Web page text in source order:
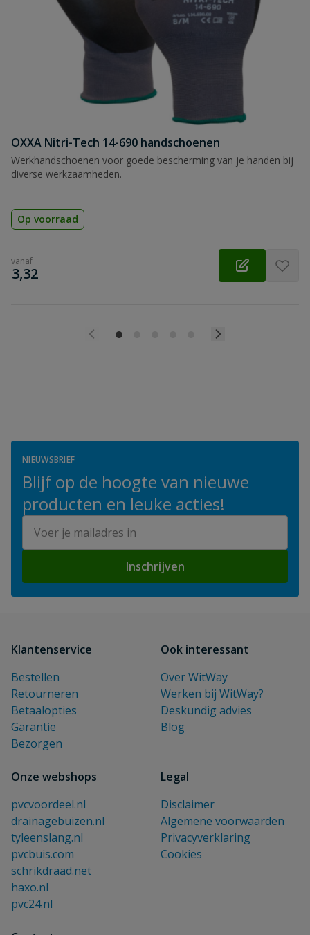
OXXA Nitri-Tech 14-690 handschoenen
Werkhandschoenen voor goede bescherming van je handen bij
diverse werkzaamheden.
Op voorraad
vanaf
€
3,32
NIEUWSBRIEF
Blijf op de hoogte van nieuwe
producten en leuke acties!
Inschrijven
Klantenservice
Bestellen
Retourneren
Betaalopties
Garantie
Bezorgen
Ook interessant
Over WitWay
Werken bij WitWay?
Deskundig advies
Blog
Onze webshops
pvcvoordeel.nl
drainagebuizen.nl
tyleenslang.nl
pvcbuis.com
schrikdraad.net
haxo.nl
pvc24.nl
Legal
Disclaimer
Algemene voorwaarden
Privacyverklaring
Cookies